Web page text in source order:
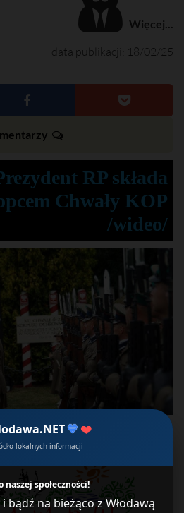
💙❤️
lokalnych informacji
naszej społeczności!
bądź na bieżąco z Włodawą
Więcej...
data publikacji: 18/02/25
RP składa
Chwały KOP
/wideo/